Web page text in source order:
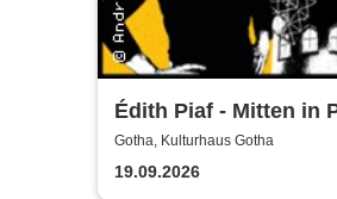
Édith Piaf - Mitten in
Ein Konzertabend mit
Heuvelmans
Gotha, Kulturhaus Gotha
19.09.2026